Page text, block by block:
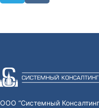
ООО “Системный